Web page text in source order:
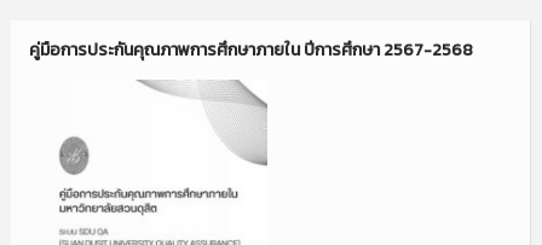
คู่มือการประกันคุณภาพการศึกษาภายใน ปีการศึกษา 2567-2568